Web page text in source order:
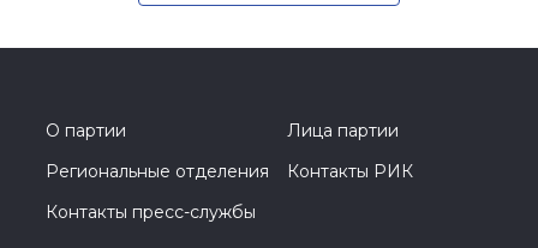
О партии
Лица партии
Региональные отделения
Контакты РИК
Контакты пресс-службы